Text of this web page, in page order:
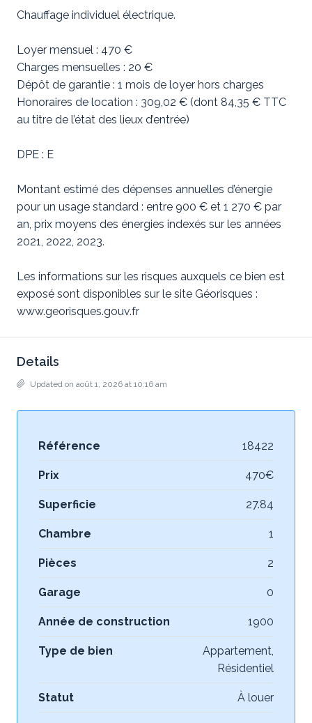
Chauffage individuel électrique.
Loyer mensuel : 470 €
Charges mensuelles : 20 €
Dépôt de garantie : 1 mois de loyer hors charges
Honoraires de location : 309,02 € (dont 84,35 € TTC
au titre de l’état des lieux d’entrée)
DPE : E
Montant estimé des dépenses annuelles d’énergie
pour un usage standard : entre 900 € et 1 270 € par
an, prix moyens des énergies indexés sur les années
2021, 2022, 2023.
Les informations sur les risques auxquels ce bien est
exposé sont disponibles sur le site Géorisques :
www.georisques.gouv.fr
Details
Updated on août 1, 2026 at 10:16 am
Référence 18422
Prix 470€
Superficie 27.84
Chambre 1
Pièces 2
Garage 0
Année de construction 1900
Type de bien
Appartement,
Résidentiel
Statut À louer